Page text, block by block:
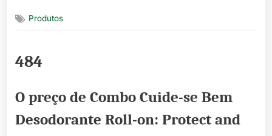
Produtos
484
O preço de Combo Cuide-se Bem
Desodorante Roll-on: Protect and